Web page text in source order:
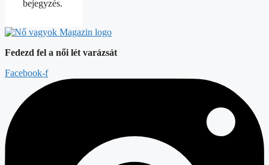
bejegyzés.
Fedezd fel a női lét varázsát
Facebook-f